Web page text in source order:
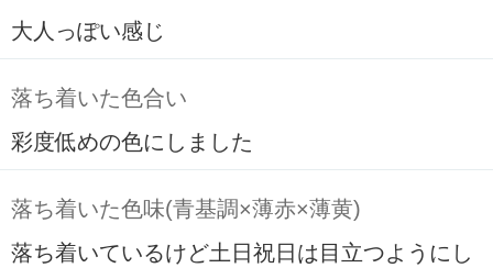
大人っぽい感じ
落ち着いた色合い
彩度低めの色にしました
落ち着いた色味(青基調×薄赤×薄黄)
落ち着いているけど土日祝日は目立つようにし